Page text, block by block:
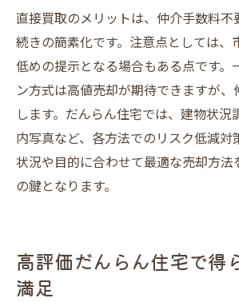
直接買取のメリットは、仲介手数料
続きの簡素化です。注意点としては、
低めの提示となる場合もある点です。
ン方式は高値売却が期待できますが
します。だんらん住宅では、建物状況
内写真など、各方法でのリスク低減対
状況や目的に合わせて最適な売却方法
の鍵となります。
高評価だんらん住宅で得
満足